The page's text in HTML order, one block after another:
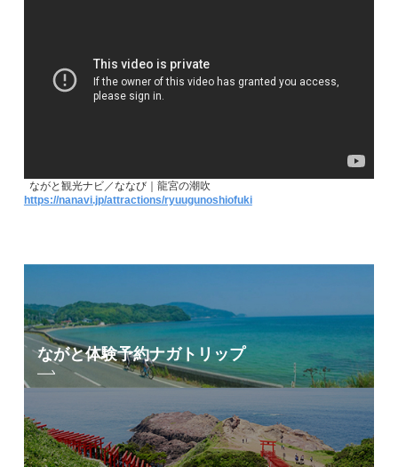
ながと観光ナビ／ななび｜龍宮の潮吹
https://nanavi.jp/attractions/ryuugunoshiofuki
ながと体験予約ナガトリップ